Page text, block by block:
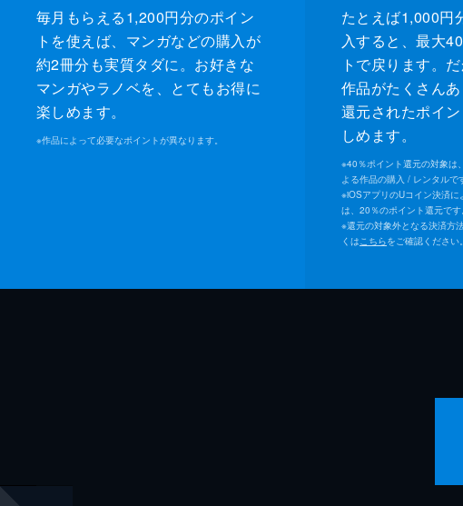
毎月もらえる1,200円分のポイン
トを使えば、マンガなどの購入が
約2冊分も実質タダに。お好きな
マンガやラノベを、とてもお得に
楽しめます。
※作品によって必要なポイントが異なります。
たとえば1,000円
入すると、最大
トで戻ります。
作品がたくさんあ
還元されたポイ
しめます。
※40％ポイント還元の対象は
よる作品の購入 / レンタルで
※iOSアプリのUコイン決済
は、20％のポイント還元です。
※還元の対象外となる決済方
くはこちらをご確認ください。